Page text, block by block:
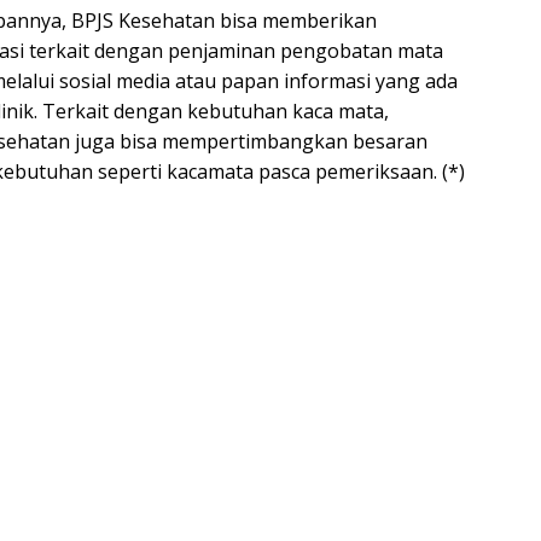
BPJS Kesehatan bisa memberikan
terkait dengan penjaminan pengobatan mata
sosial media atau papan informasi yang ada
Terkait dengan kebutuhan kaca mata,
juga bisa mempertimbangkan besaran
seperti kacamata pasca pemeriksaan. (*)